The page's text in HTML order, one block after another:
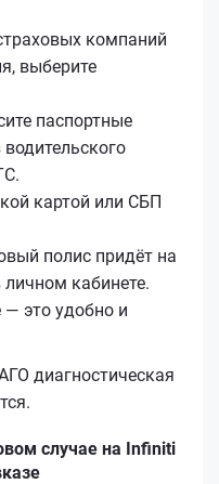
компаний
выберите
паспортные
картой или СБП
полис придёт на
личном кабинете.
— это удобно и
диагностическая
случае на Infiniti